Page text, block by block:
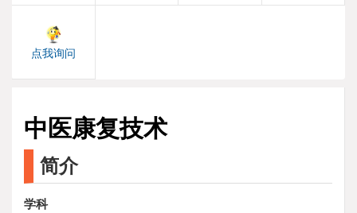
点我询问
中医康复技术
简介
学科